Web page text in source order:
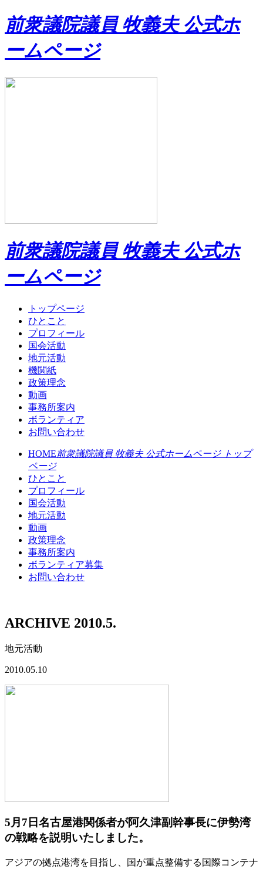
前衆議院議員 牧義夫 公式ホ
ームページ
前衆議院議員 牧義夫 公式ホ
ームページ
トップページ
ひとこと
プロフィール
国会活動
地元活動
機関紙
政策理念
動画
事務所案内
ボランティア
お問い合わせ
HOME前衆議院議員 牧義夫 公式ホームページ トップ
ページ
ひとこと
プロフィール
国会活動
地元活動
動画
政策理念
事務所案内
ボランティア募集
お問い合わせ
ARCHIVE 2010.5.
地元活動
2010.05.10
5月7日名古屋港関係者が阿久津副幹事長に伊勢湾
の戦略を説明いたしました。
アジアの拠点港湾を目指し、国が重点整備する国際コンテナ